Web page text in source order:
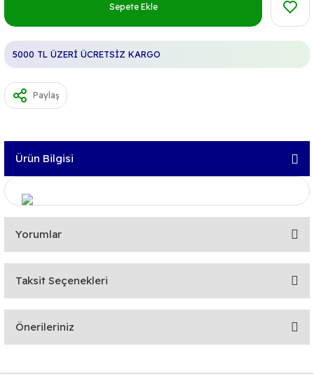
Sepete Ekle
5000 TL ÜZERİ ÜCRETSİZ KARGO
Paylaş
Ürün Bilgisi
Yorumlar
Bu ürüne ilk yorumu siz yapın!
Taksit Seçenekleri
Önerileriniz